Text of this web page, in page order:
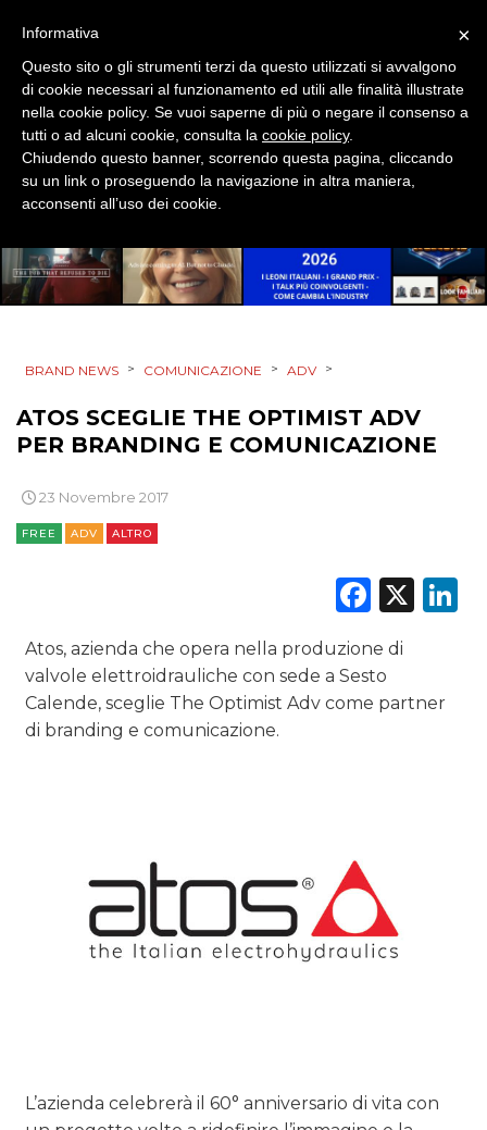
SPONSOR
DESIGN
EVENTI
MOBILE
PROMOZIONI
PRODOTTI
PUNTI VENDITA
STRATEGIE
DIGITALE
EDITORIA
RICERCHE
BRAND NEWS > COMUNICAZIONE > ADV >
ATOS SCEGLIE THE OPTIMIST ADV
PER BRANDING E COMUNICAZIONE
23 Novembre 2017
FREE ADV ALTRO
X
Atos, azienda che opera nella produzione di
valvole elettroidrauliche con sede a Sesto
Calende, sceglie The Optimist Adv come partner
di branding e comunicazione.
L’azienda celebrerà il 60° anniversario di vita con
×
Informativa
Questo sito o gli strumenti terzi da questo utilizzati si avvalgono
di cookie necessari al funzionamento ed utili alle finalità illustrate
nella cookie policy. Se vuoi saperne di più o negare il consenso a
tutti o ad alcuni cookie, consulta la cookie policy.
Chiudendo questo banner, scorrendo questa pagina, cliccando
su un link o proseguendo la navigazione in altra maniera,
acconsenti all’uso dei cookie.